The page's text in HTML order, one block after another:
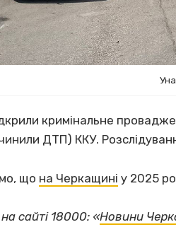
кримінальне
ДТП) ККУ.
що на Черкащині у 2025
сайті 18000: «Новини